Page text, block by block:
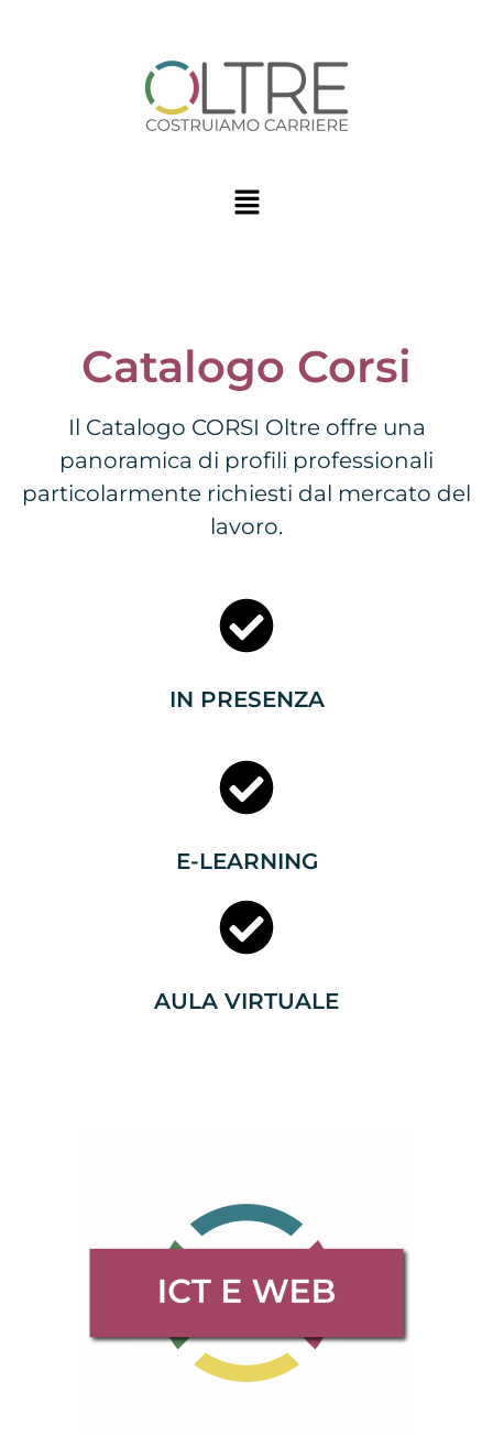
Catalogo Corsi
Il Catalogo CORSI Oltre offre una
panoramica di profili professionali
particolarmente richiesti dal mercato del
lavoro.
IN PRESENZA
E-LEARNING
AULA VIRTUALE